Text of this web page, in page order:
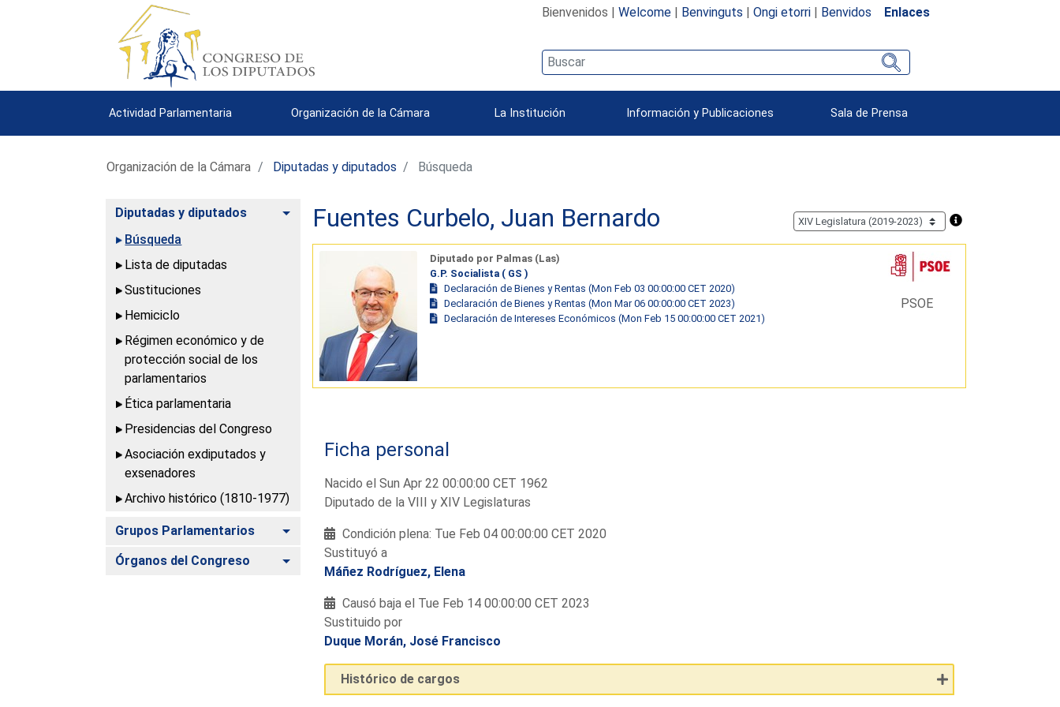
Bienvenidos | Welcome| Benvinguts | Ongi etorri| Benvidos Enlaces
Actividad Parlamentaria Organización de la Cámara La Institución Información y Publicaciones Sala de Prensa
Organización de la Cámara Diputadas y diputados Búsqueda
Diputadas y diputados
Alternar
Búsqueda
Lista de diputadas
Sustituciones
Hemiciclo
Régimen económico y de
protección social de los
parlamentarios
Ética parlamentaria
Presidencias del Congreso
Asociación exdiputados y
exsenadores
Archivo histórico (1810-1977)
Grupos Parlamentarios Alternar
Órganos del Congreso Alternar
Fuentes Curbelo, Juan Bernardo
Diputado por Palmas (Las)
G.P. Socialista ( GS )
Declaración de Bienes y Rentas (Mon Feb 03 00:00:00 CET 2020)
Declaración de Bienes y Rentas (Mon Mar 06 00:00:00 CET 2023)
Declaración de Intereses Económicos (Mon Feb 15 00:00:00 CET 2021)
PSOE
Ficha personal
Nacido el Sun Apr 22 00:00:00 CET 1962
Diputado de la VIII y XIV Legislaturas
Condición plena: Tue Feb 04 00:00:00 CET 2020
Sustituyó a
Máñez Rodríguez, Elena
Causó baja el Tue Feb 14 00:00:00 CET 2023
Sustituido por
Duque Morán, José Francisco
Histórico de cargos